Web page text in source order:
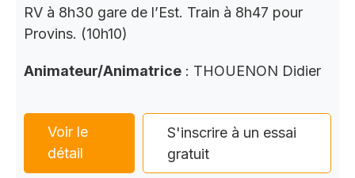
RV à 8h30 gare de l’Est. Train à 8h47 pour
Provins. (10h10)
Animateur/Animatrice : THOUENON Didier
Voir le
détail
S'inscrire à un essai
gratuit